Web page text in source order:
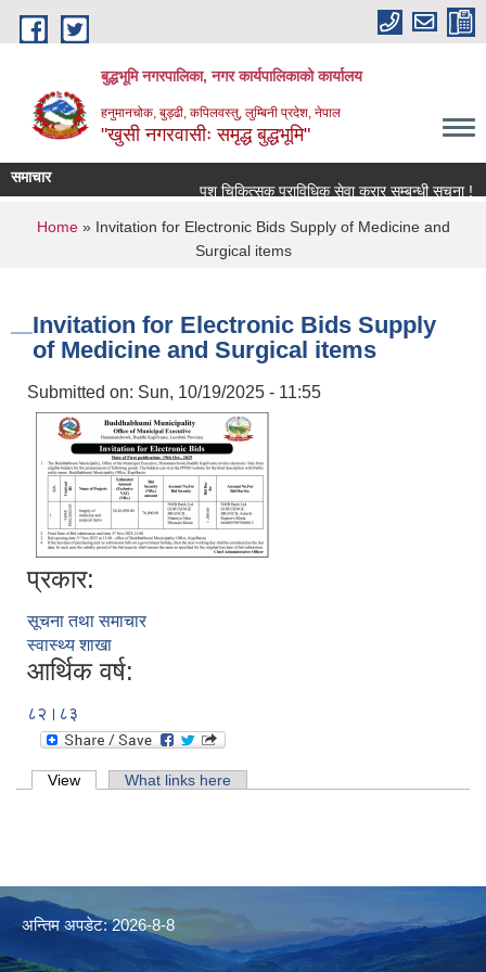
Skip to main content
बुद्धभूमि नगरपालिका, नगर कार्यपालिकाको कार्यालय
हनुमानचोक, बुड्ढी, कपिलवस्तु, लुम्बिनी प्रदेश, नेपाल
"खुसी नगरवासीः समृद्ध बुद्धभूमि"
समाचार
पशु चिकित्सक प्राविधिक सेवा करार सम्बन्धी सूचना !
You are here
Home» Invitation for Electronic Bids Supply of Medicine and
Surgical items
Invitation for Electronic Bids Supply
of Medicine and Surgical items
Submitted on: Sun, 10/19/2025 - 11:55
प्रकार:
सूचना तथा समाचार
स्वास्थ्य शाखा
आर्थिक वर्ष:
८२।८३
Primary tabs
View (active tab)What links here
अन्तिम अपडेट: 2026-8-8